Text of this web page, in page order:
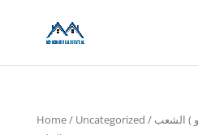
Home/ Uncategorized / شقة 4 سلوى (د.انيس شبارو ) الشعب